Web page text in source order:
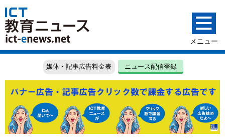
媒体・記事広告料金表 ニュース配信登録